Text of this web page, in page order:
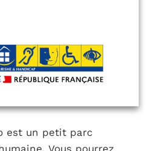
est un petit parc
Vous pourrez